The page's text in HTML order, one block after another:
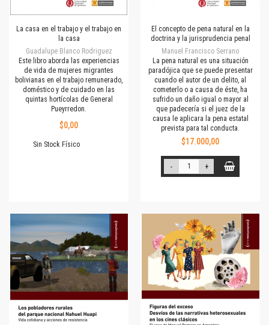
La casa en el trabajo y el trabajo en
la casa
Guadalupe Blanco Rodriguez
Este libro aborda las experiencias
de vida de mujeres migrantes
bolivianas en el trabajo remunerado,
doméstico y de cuidado en las
quintas hortícolas de General
Pueyrredon.
$0,00
Sin Stock Físico
El concepto de pena natural en la
doctrina y la jurisprudencia penal
Manuel Francisco Serrano
La pena natural es una situación
paradójica que se puede presentar
cuando el autor de un delito, al
cometerlo o a causa de éste, ha
sufrido un daño igual o mayor al
que padecería si el juez de la
causa le aplicara la pena estatal
prevista para tal conducta.
$17.000,00
- +